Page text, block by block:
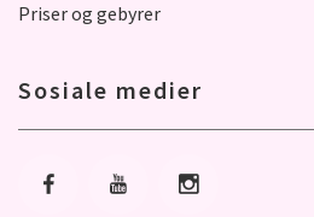
Priser og gebyrer
Sosiale medier
Gå til Facebook
Gå til Youtube
Gå til